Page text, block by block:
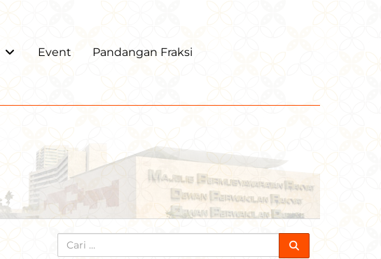
Event Pandangan Fraksi